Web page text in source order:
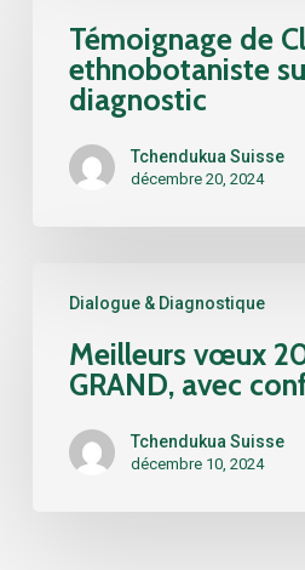
Claire
Laurant,
ethnobotaniste
diagnostic
Témoignage de
ethnobotaniste
diagnostic
Tchendukua Suisse
décembre 20, 2024
Dialogue & Diagnostique
vœux
2025
GRAND,
avec
Meilleurs vœux
GRAND, avec
Tchendukua Suisse
décembre 10, 2024